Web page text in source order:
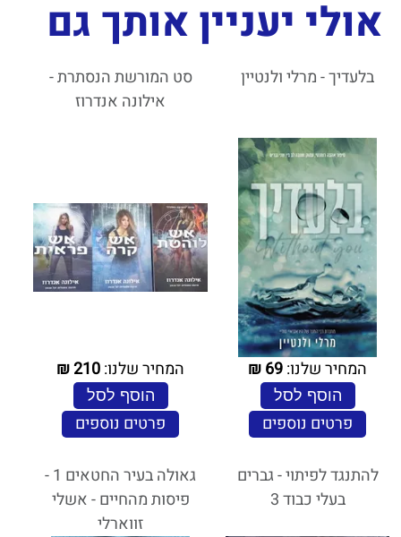
אולי יעניין אותך גם
בלעדיך - מרלי ולנטיין
המחיר שלנו:69
₪
הוסף לסל
פרטים נוספים
סט המורשת הנסתרת -
אילונה אנדרוז
המחיר שלנו:210
₪
הוסף לסל
פרטים נוספים
להתנגד לפיתוי - גברים
בעלי כבוד 3
גאולה בעיר החטאים 1 -
פיסות מהחיים - אשלי
זווארלי